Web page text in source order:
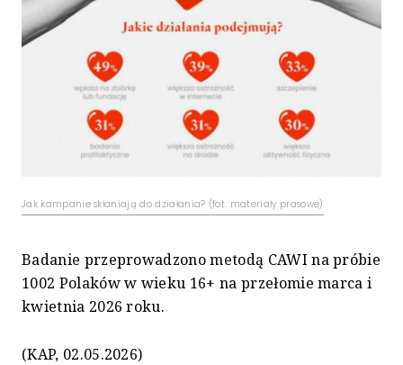
Jak kampanie skłaniają do działania? (fot. materiały prasowe)
Badanie przeprowadzono metodą CAWI na próbie
1002 Polaków w wieku 16+ na przełomie marca i
kwietnia 2026 roku.
(KAP, 02.05.2026)